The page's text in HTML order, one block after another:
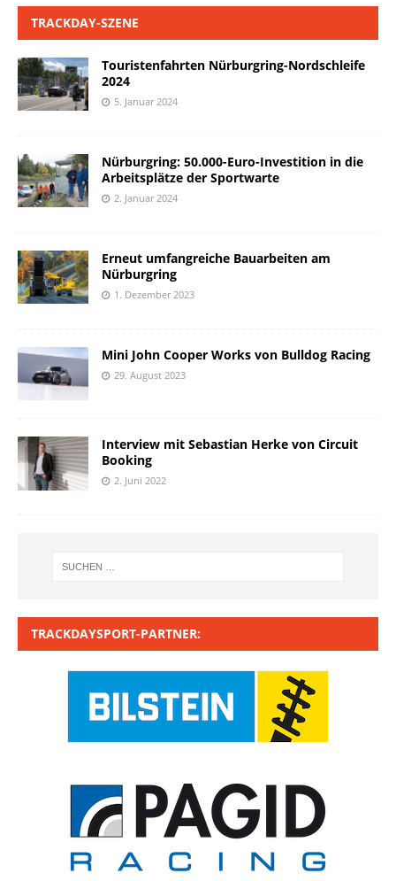
TRACKDAY-SZENE
Touristenfahrten Nürburgring-Nordschleife
2024
5. Januar 2024
Nürburgring: 50.000-Euro-Investition in die
Arbeitsplätze der Sportwarte
2. Januar 2024
Erneut umfangreiche Bauarbeiten am
Nürburgring
1. Dezember 2023
Mini John Cooper Works von Bulldog Racing
29. August 2023
Interview mit Sebastian Herke von Circuit
Booking
2. Juni 2022
TRACKDAYSPORT-PARTNER: